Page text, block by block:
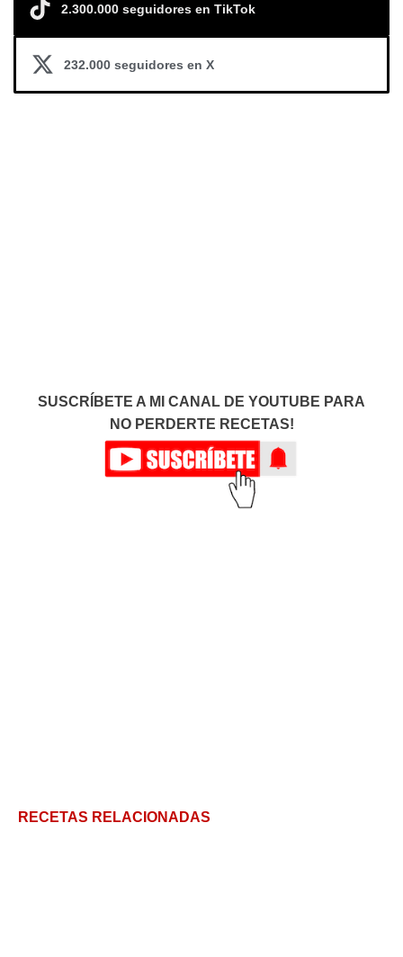
2.300.000 seguidores en TikTok
232.000 seguidores en X
SUSCRÍBETE A MI CANAL DE YOUTUBE PARA
NO PERDERTE RECETAS!
RECETAS RELACIONADAS